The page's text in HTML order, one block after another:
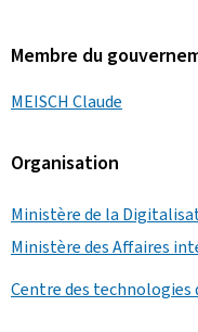
Membre du
MEISCH Claude
Organisation
Ministère de la
Ministère des Affaires
Centre des